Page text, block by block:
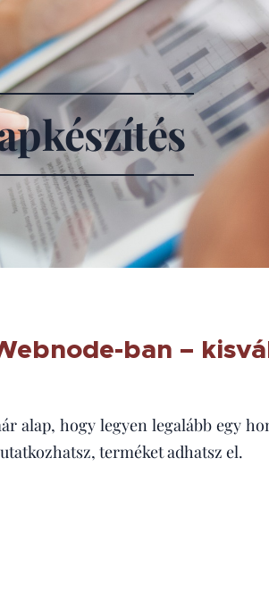
ban –
alap, hogy legyen legalább egy
terméket adhatsz el.